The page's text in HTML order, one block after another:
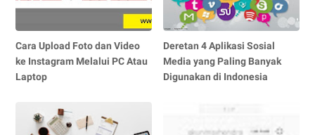
Cara Upload Foto dan Video
ke Instagram Melalui PC Atau
Laptop
Deretan 4 Aplikasi Sosial
Media yang Paling Banyak
Digunakan di Indonesia